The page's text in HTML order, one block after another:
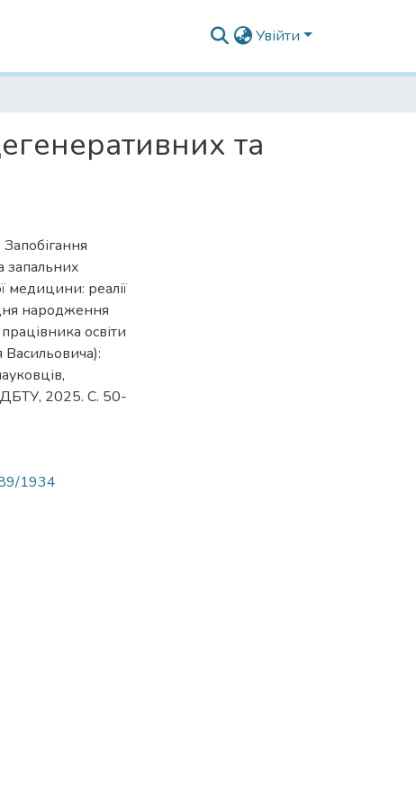
Увійти
та
запальних
медицини: реалії
народження
освіти
Васильовича):
ДБТУ, 2025. С. 50-
1934